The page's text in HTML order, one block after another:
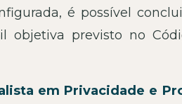
é possível
objetiva previsto no
em Privacidade e